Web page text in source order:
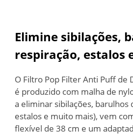
Elimine sibilações,
respiração, estalos
O Filtro Pop Filter Anti Puff de
é produzido com malha de
a eliminar sibilações, barulhos
estalos e muito mais), vem
flexível de 38 cm e um